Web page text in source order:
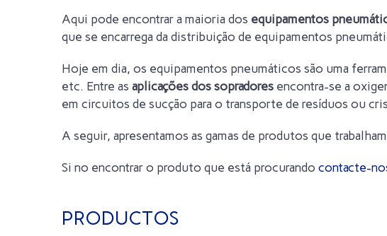
Aqui pode encontrar a maioria dos equipamentos
que se encarrega da distribuição de equipamentos
Hoje em dia, os equipamentos pneumáticos são uma
etc. Entre as aplicações dos sopradores encontra-se a
em circuitos de sucção para o transporte de resíduos ou
A seguir, apresentamos as gamas de produtos que
Si no encontrar o produto que está procurando contacte-
PRODUCTOS